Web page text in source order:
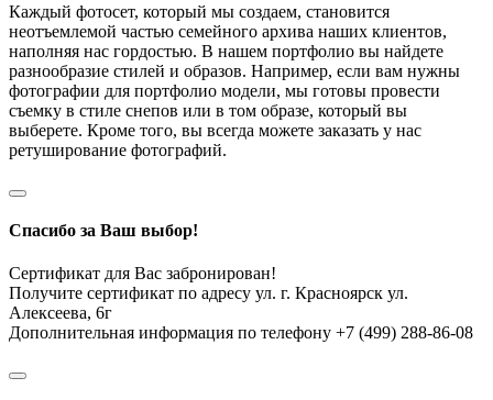
Каждый фотосет, который мы создаем, становится
неотъемлемой частью семейного архива наших клиентов,
наполняя нас гордостью. В нашем портфолио вы найдете
разнообразие стилей и образов. Например, если вам нужны
фотографии для портфолио модели, мы готовы провести
съемку в стиле снепов или в том образе, который вы
выберете. Кроме того, вы всегда можете заказать у нас
ретуширование фотографий.
Спасибо за Ваш выбор!
Сертификат для Вас забронирован!
Получите сертификат по адресу ул. г. Красноярск ул.
Алексеева, 6г
Дополнительная информация по телефону +7 (499) 288-86-08